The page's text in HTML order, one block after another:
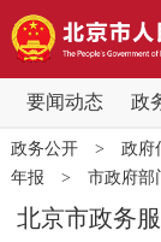
要闻动态 政
要闻动态
党中央精神
北京要闻
政务公开> 政府
年报 > 市政府部
北京市政务